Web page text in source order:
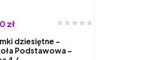
zł
dziesiętne -
Podstawowa -